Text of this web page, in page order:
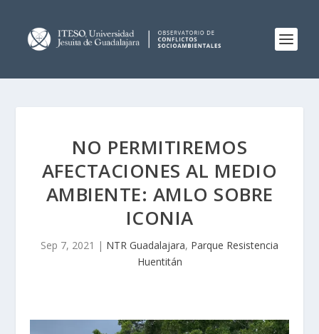
NO PERMITIREMOS
AFECTACIONES AL MEDIO
AMBIENTE: AMLO SOBRE
ICONIA
Sep 7, 2021 | NTR Guadalajara, Parque Resistencia
Huentitán